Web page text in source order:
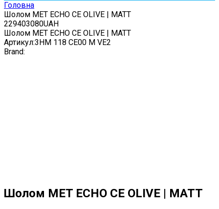
Головна
Шолом MET ECHO CE OLIVE | MATT
229403080UAH
Шолом MET ECHO CE OLIVE | MATT
Артикул:3HM 118 CE00 M VE2
Brand:
Шолом MET ECHO CE OLIVE | MATT